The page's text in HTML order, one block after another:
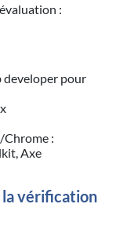
:
developer pour
Chrome :
Axe
la vérification